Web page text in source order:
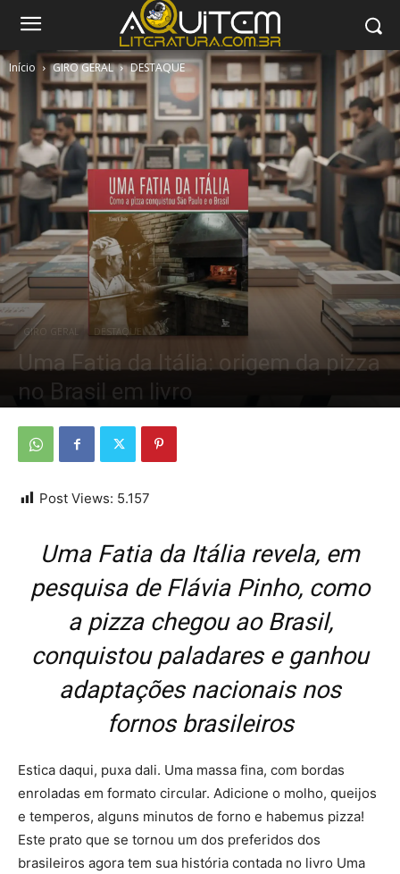
Início GIRO GERAL DESTAQUE
GIRO GERAL DESTAQUE
Uma Fatia da Itália: origem da pizza
no Brasil em livro
Post Views: 5.157
Uma Fatia da Itália revela, em
pesquisa de Flávia Pinho, como
a pizza chegou ao Brasil,
conquistou paladares e ganhou
adaptações nacionais nos
fornos brasileiros
Estica daqui, puxa dali. Uma massa fina, com bordas
enroladas em formato circular. Adicione o molho, queijos
e temperos, alguns minutos de forno e habemus pizza!
Este prato que se tornou um dos preferidos dos
brasileiros agora tem sua história contada no livro Uma